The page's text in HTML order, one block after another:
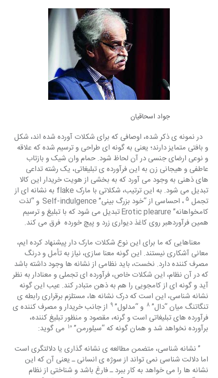
جواد اسحاقیان
در نمونه ی ذکر شده، اوصافی که برای شکلات آورده شده اند، شکل
و بافتی متمایز دارند؛ یعنی به گونه ای طراحی و ترسیم شده که علاقه
و نوعی ارضای جنسی در آن لحاظ شود. حمام وان شیک و بازتاب
عاطفی و هیجانی زن به این فرآورده ی تبلیغاتی، یک رشته تداعی
های ذهنی به وجود می آورد که به بخشی از هویت خریدار این کالا
تبدیل می شود. به این ترتیب، شکلاتی با مارک flake به نشانه ای از
تجمل 5 ، احساسی از “خود بزرگ بینی” Self-indulgence
و “لذت
کامخواهانه” Erotic plearure
تبدیل می شود که با تبلیغ و ترسیم
همین فرآوردهبر روی کاغذ دیواری زرد و پیچ خورده  فرق می کند.
معناهایی که ما برای این نوع شکلات مارک دار پیشنهاد کرده ایم،
معانی آشکاری نیستند. این گونه معنا سازی، نیاز به تأمل و درنگ
مصرف کننده دارد. نخست، باید نظامی از نشانه ها وجود داشته باشد
که در آن نظام، این شکلات خاص، فرآورده ای تجملی و معنادار به نظر
آید و گونه ای از کامجویی را هم به ذهن متبادر کند. عیب این گونه
نشانه شناسی، این است که درک نشانه ها، مستلزم برقراری رابطه ی
تنگاتنگ میان “دال” 8 و “مدلول” 9 از جانب خریدار و مصرف کننده ی
فرآورده های تبلیغاتی است و گرنه، مقصود و منظور تبلیغ کننده،
برآورده نخواهد شد و همان گونه که “سیلورمن” 10 می گوید:
” نشانه شناسی، متضمن مطالعه ی نشانه گذاری یا دلالتگری است
اما دلالت شناسی نمی تواند از سوژه ی انسانی ـ یعنی آن که این
نشانه ها را می خواهد به کار ببرد ـ فارغ باشد و شناختی از نظام